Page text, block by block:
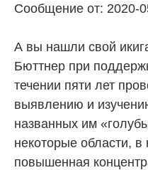
Сообщение от: 2020-
А вы нашли свой
Бюттнер при
течении пяти лет
выявлению и
названных им
некоторые области,
повышенная